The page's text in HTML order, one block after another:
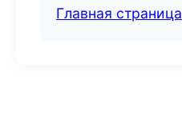
Главная страница